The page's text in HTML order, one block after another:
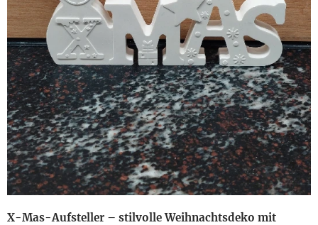
X-Mas-Aufsteller – stilvolle Weihnachtsdeko mit